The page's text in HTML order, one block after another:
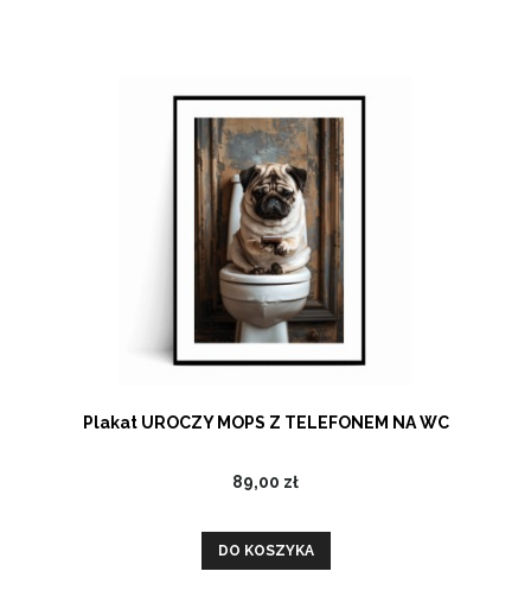
Plakat UROCZY MOPS Z TELEFONEM NA WC
89,00 zł
DO KOSZYKA